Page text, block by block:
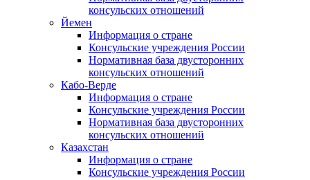
консульских отношений
Йемен
Информация о стране
Консульские учреждения России
Нормативная база двусторонних
консульских отношений
Кабо-Верде
Информация о стране
Консульские учреждения России
Нормативная база двусторонних
консульских отношений
Казахстан
Информация о стране
Консульские учреждения России